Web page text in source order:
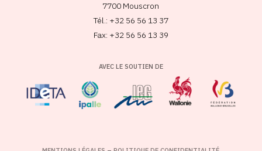
7700 Mouscron
Tél.: +32 56 56 13 37
Fax: +32 56 56 13 39
AVEC LE SOUTIEN DE